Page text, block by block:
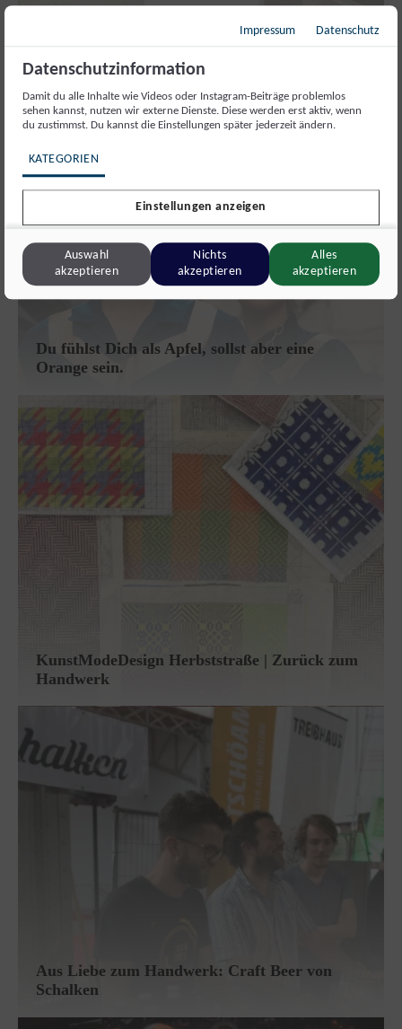
Du fühlst Dich als Apfel, sollst aber eine
Orange sein.
KunstModeDesign Herbststraße | Zurück zum
Handwerk
Aus Liebe zum Handwerk: Craft Beer von
Schalken
Impressum Datenschutz
Datenschutzinformation
Damit du alle Inhalte wie Videos oder Instagram-Beiträge problemlos
sehen kannst, nutzen wir externe Dienste. Diese werden erst aktiv, wenn
du zustimmst. Du kannst die Einstellungen später jederzeit ändern.
KATEGORIEN
Einstellungen anzeigen
Auswahl
akzeptieren
Nichts
akzeptieren
Alles
akzeptieren